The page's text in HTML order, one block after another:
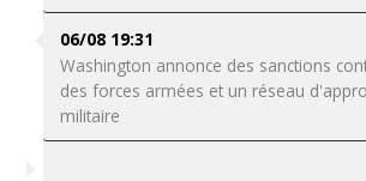
06/08 19:31
Washington annonce des sanctions
des forces armées et un réseau
militaire